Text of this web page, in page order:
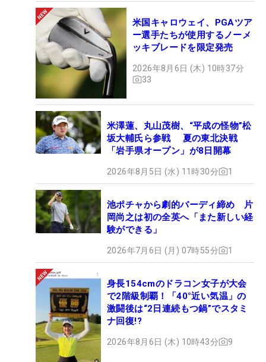
米国キャロウェイ、PGAツア
ー選手たちが使用するノーメ
ッキブレードを限定発売
2026年8月6日 (木) 10時37分
33
米澤蓮、丸山茂樹、“平成の怪物”松
坂大輔氏ら参戦 夏の東北決戦
「岩手県オープン」が8日開幕
2026年8月5日 (水) 11時30分 1
池ポチャから劇的バーディ締め 片
岡尚之は初の全英へ「また新しい経
験ができる」
2026年7月6日 (月) 07時55分 1
身長154cmのドラコン女子が大会
で2階級制覇！「40°近い気温」の
激闘後は“2日連続もつ鍋”でスタミ
ナ回復!?
2026年8月6日 (木) 10時43分 9